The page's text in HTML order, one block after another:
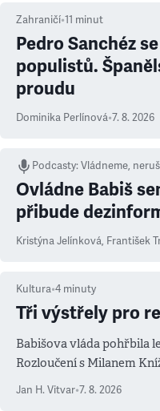
Zahraničí•11 minut
Pedro Sanchéz
populistů.
proudu
Dominika Perlínová•7. 8. 2026
Podcasty:Vládneme,
Ovládne Babiš
přibude
Kristýna Jelínková, František
Kultura•4 minuty
Tři výstřely pro
Babišova vláda pohřbila
Rozloučení s Milanem
salvy i kritika pokrokářů
Jan H. Vitvar•7. 8. 2026